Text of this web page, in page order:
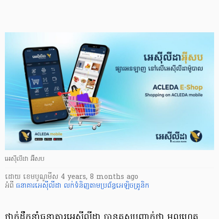
អេស៊ីលីដា អ៊ីសប
ដោយ ​ ខេមបូណូមីស 4 years, 8 months ago
អំពី ធនាគារអេស៊ីលីដា លក់ទំនិញតាមប្រព័ន្ធអេឡិចត្រូនិក